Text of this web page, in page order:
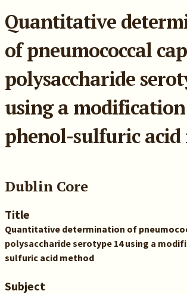
Quantitative
of pneumococcal
polysaccharide
using a
phenol-sulfuric acid
Dublin Core
Title
Quantitative determination of
polysaccharide serotype 14 using a
sulfuric acid method
Subject